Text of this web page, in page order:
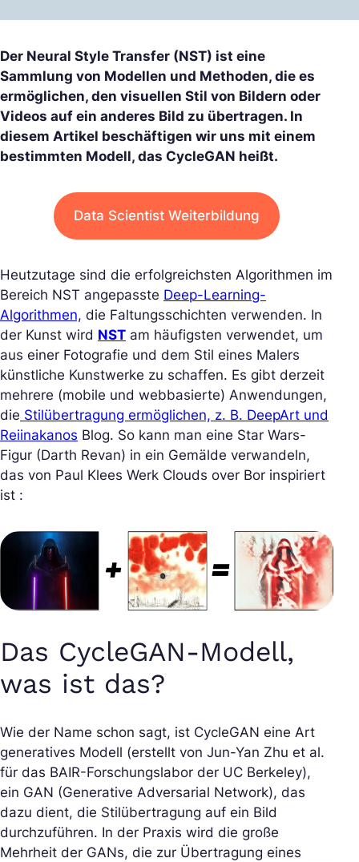
Der Neural Style Transfer (NST) ist eine
Sammlung von Modellen und Methoden, die es
ermöglichen, den visuellen Stil von Bildern oder
Videos auf ein anderes Bild zu übertragen. In
diesem Artikel beschäftigen wir uns mit einem
bestimmten Modell, das CycleGAN heißt.
Data Scientist Weiterbildung
Heutzutage sind die erfolgreichsten Algorithmen im
Bereich NST angepasste Deep-Learning-
Algorithmen, die Faltungsschichten verwenden. In
der Kunst wird NST am häufigsten verwendet, um
aus einer Fotografie und dem Stil eines Malers
künstliche Kunstwerke zu schaffen. Es gibt derzeit
mehrere (mobile und webbasierte) Anwendungen,
die Stilübertragung ermöglichen, z. B. DeepArt und
Reiinakanos Blog. So kann man eine Star Wars-
Figur (Darth Revan) in ein Gemälde verwandeln,
das von Paul Klees Werk Clouds over Bor inspiriert
ist :
Das CycleGAN-Modell,
was ist das?
Wie der Name schon sagt, ist CycleGAN eine Art
generatives Modell (erstellt von Jun-Yan Zhu et al.
für das BAIR-Forschungslabor der UC Berkeley),
ein GAN (Generative Adversarial Network), das
dazu dient, die Stilübertragung auf ein Bild
durchzuführen. In der Praxis wird die große
Mehrheit der GANs, die zur Übertragung eines